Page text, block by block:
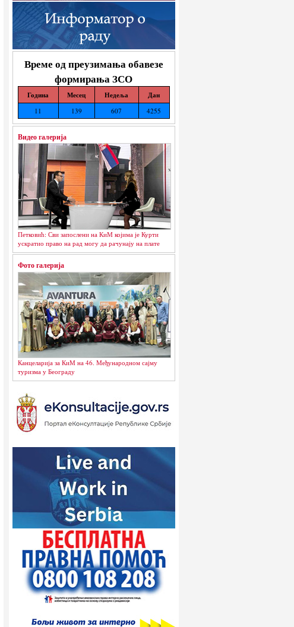
Време од преузимања обавезе
формирања ЗСО
Година Месец Недеља Дан
11 139 607 4255
Видео галерија
Петковић: Сви запослени на КиМ којима је Курти
ускратио право на рад могу да рачунају на плате
Фото галерија
Канцеларија за КиМ на 46. Међународном сајму
туризма у Београду